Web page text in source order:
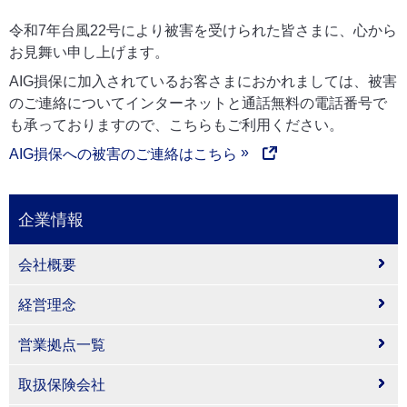
令和7年台風22号により被害を受けられた皆さまに、心から
お見舞い申し上げます。
AIG損保に加入されているお客さまにおかれましては、被害
のご連絡についてインターネットと通話無料の電話番号で
も承っておりますので、こちらもご利用ください。
AIG損保への被害のご連絡はこちら
企業情報
会社概要
経営理念
営業拠点一覧
取扱保険会社